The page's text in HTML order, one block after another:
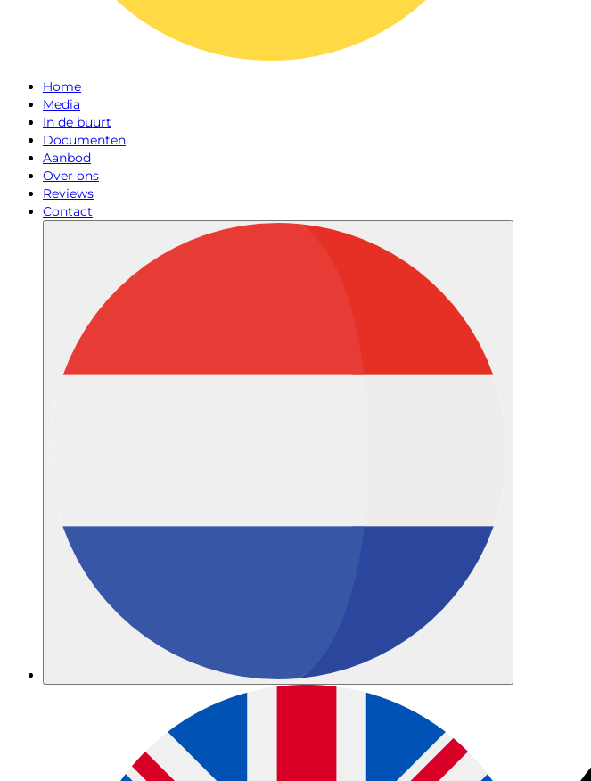
Home
Media
In de buurt
Documenten
Aanbod
Over ons
Reviews
Contact